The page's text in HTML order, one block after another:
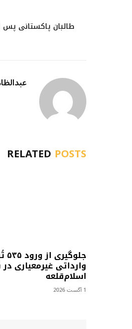
طالبان پاکستانی
RELATED POSTS
وارداتی غیرمعیاری در
اسلام‌قلعه
1 آگست 2026